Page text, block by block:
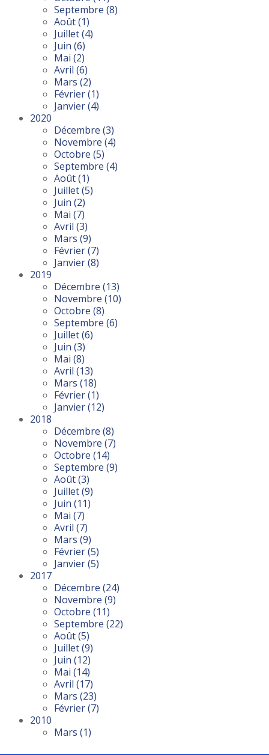
Septembre (8)
Août(1)
Juillet(4)
Juin (6)
Mai (2)
Avril (6)
Mars (2)
Février(1)
Janvier(4)
2020
Décembre (3)
Novembre (4)
Octobre (5)
Septembre (4)
Août(1)
Juillet(5)
Juin (2)
Mai (7)
Avril (3)
Mars (9)
Février(7)
Janvier(8)
2019
Décembre (13)
Novembre (10)
Octobre (8)
Septembre (6)
Juillet(6)
Juin (3)
Mai (8)
Avril (13)
Mars (18)
Février(1)
Janvier(12)
2018
Décembre (8)
Novembre (7)
Octobre (14)
Septembre (9)
Août(3)
Juillet(9)
Juin (11)
Mai (7)
Avril (7)
Mars (9)
Février(5)
Janvier(5)
2017
Décembre (24)
Novembre (9)
Octobre (11)
Septembre (22)
Août(5)
Juillet(9)
Juin (12)
Mai (14)
Avril (17)
Mars (23)
Février(7)
2010
Mars (1)